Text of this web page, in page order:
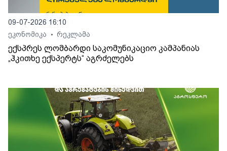
09-07-2026 16:10
ეკონომიკა
• რეკლამა
ექსპრეს ლომბარდი საკომუნიკაციო კამპანიას
„ჰკითხე ექსპერტს“ აგრძელებს